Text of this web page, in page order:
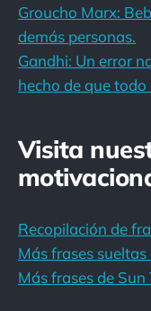
Groucho Marx:
demás personas.
Gandhi: Un error
hecho de que todo
Visita
Recopilación de
Más frases
Más frases de Sun